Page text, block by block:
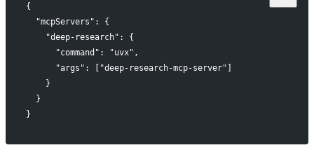
{
  "mcpServers": {
    "deep-research": {
      "command": "uvx",
      "args": ["deep-research-mcp-server"]
    }
  }
}